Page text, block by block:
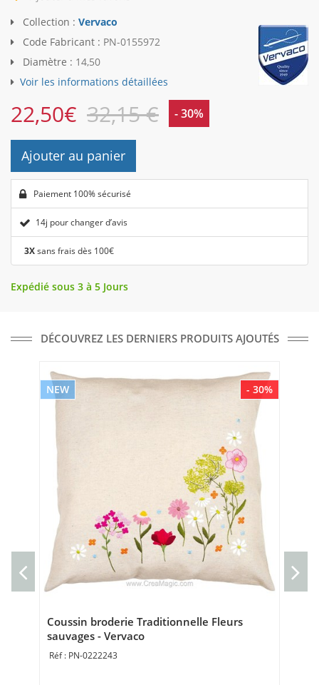
Collection : Vervaco
Code Fabricant : PN-0155972
Diamètre : 14,50
Voir les informations détaillées
22,50€ 32,15 € - 30%
Ajouter au panier
Paiement 100% sécurisé
14j pour changer d’avis
3Xsans frais dès 100€
Expédié sous 3 à 5 Jours
DÉCOUVREZ LES DERNIERS PRODUITS AJOUTÉS
- 30%
NEW
Coussin broderie Traditionnelle Fleurs
sauvages - Vervaco
PN-0222243